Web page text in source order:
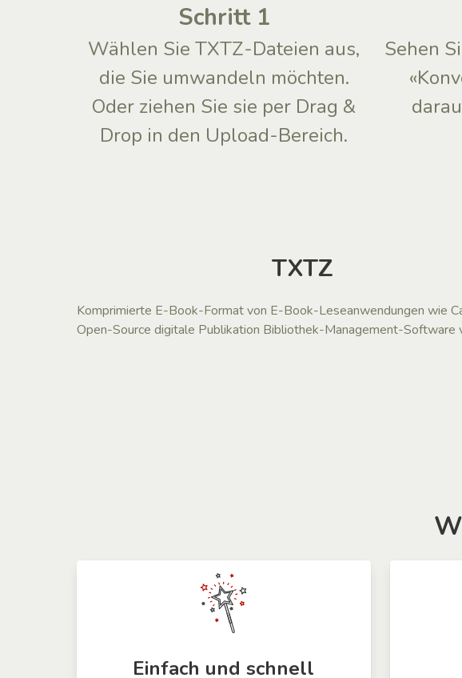
Schritt 1
Wählen Sie TXTZ-Dateien aus,
die Sie umwandeln möchten.
Oder ziehen Sie sie per Drag &
Drop in den Upload-Bereich.
Sehen
TXTZ
Komprimierte E-Book-Format von E-Book-Leseanwendungen wie
Open-Source digitale Publikation Bibliothek-Management-Software
Einfach und schnell